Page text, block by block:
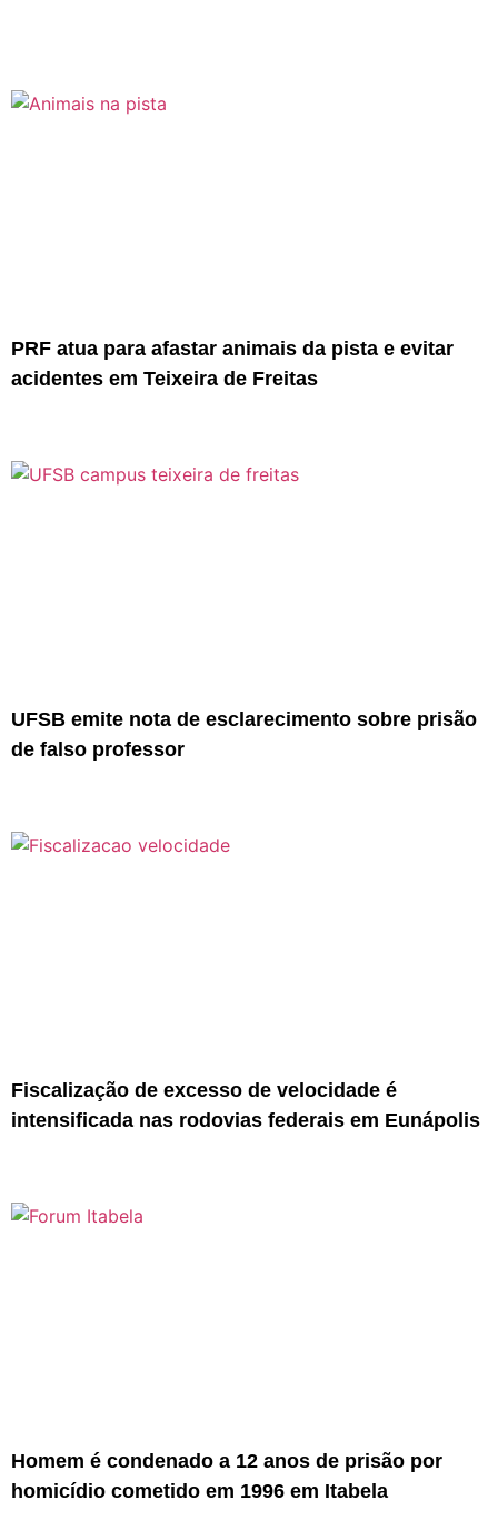
PRF atua para afastar animais da pista e evitar
acidentes em Teixeira de Freitas
UFSB emite nota de esclarecimento sobre prisão
de falso professor
Fiscalização de excesso de velocidade é
intensificada nas rodovias federais em Eunápolis
Homem é condenado a 12 anos de prisão por
homicídio cometido em 1996 em Itabela